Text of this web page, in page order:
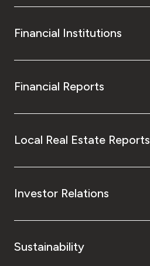
Financial Institutions
Financial Reports
Local Real Estate Reports
Investor Relations
Sustainability